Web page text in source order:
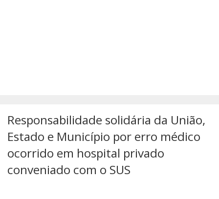
Responsabilidade solidária da União,
Estado e Município por erro médico
ocorrido em hospital privado
conveniado com o SUS